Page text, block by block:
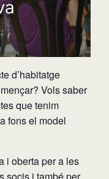
d’habitatge
Vols saber
que tenim
fons el model
i oberta per a les